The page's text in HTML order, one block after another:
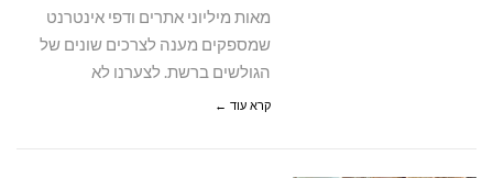
מאות מיליוני אתרים ודפי אינטרנט
שמספקים מענה לצרכים שונים של
הגולשים ברשת. לצערנו לא
קרא עוד ←